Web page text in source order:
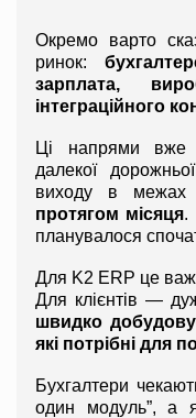
Окремо варто
ринок:
зарплата,
інтеграційного
Ці напрями вже
далекої
виходу в межах
протягом місяця.
планувалося
Для K2 ERP це
Для клієнтів —
швидко
які потрібні для
Бухгалтери
один модуль”, а